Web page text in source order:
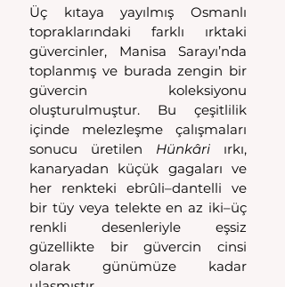
Üç kıtaya yayılmış Osmanlı
topraklarındaki farklı ırktaki
güvercinler, Manisa Sarayı’nda
toplanmış ve burada zengin bir
güvercin koleksiyonu
oluşturulmuştur. Bu çeşitlilik
içinde melezleşme çalışmaları
sonucu üretilen Hünkâri ırkı,
kanaryadan küçük gagaları ve
her renkteki ebrûli–dantelli ve
bir tüy veya telekte en az iki–üç
renkli desenleriyle eşsiz
güzellikte bir güvercin cinsi
olarak günümüze kadar